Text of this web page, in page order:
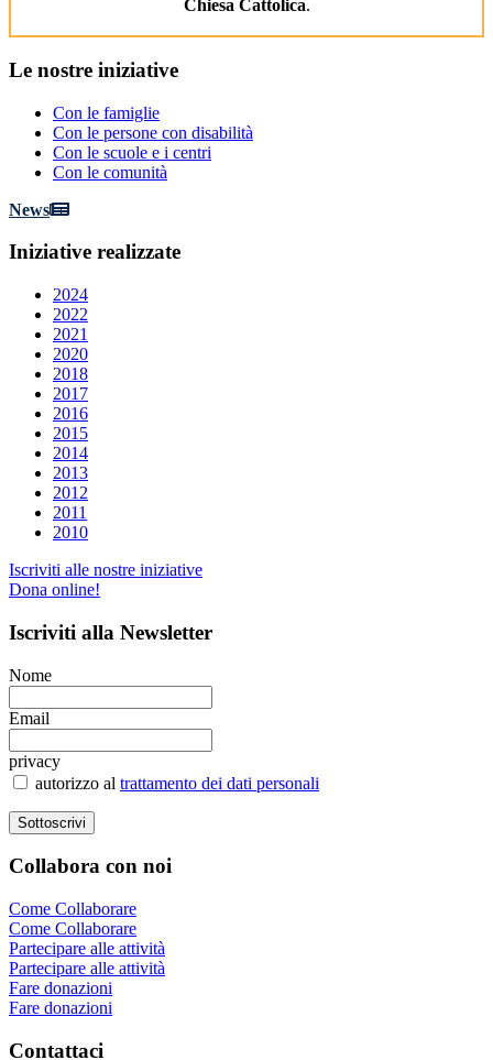
Chiesa Cattolica.
Le nostre iniziative
Con le famiglie
Con le persone con disabilità
Con le scuole e i centri
Con le comunità
News
Iniziative realizzate
2024
2022
2021
2020
2018
2017
2016
2015
2014
2013
2012
2011
2010
Iscriviti alle nostre iniziative
Dona online!
Iscriviti alla Newsletter
Nome
Email
privacy
autorizzo al trattamento dei dati personali
Collabora con noi
Come Collaborare
Come Collaborare
Partecipare alle attività
Partecipare alle attività
Fare donazioni
Fare donazioni
Contattaci